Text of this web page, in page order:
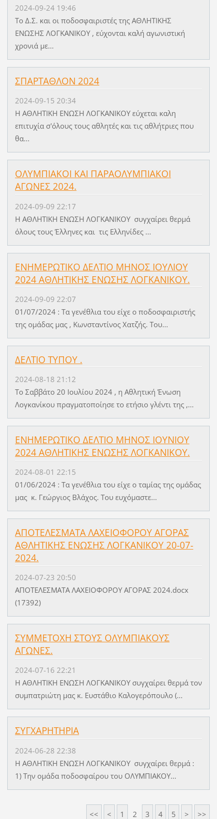
2024-09-24 19:46
Το Δ.Σ. και οι ποδοσφαιριστές της ΑΘΛΗΤΙΚΗΣ
ΕΝΩΣΗΣ ΛΟΓΚΑΝΙΚΟΥ , εύχονται καλή αγωνιστική
χρονιά με...
ΣΠΑΡΤΑΘΛΟΝ 2024
2024-09-15 20:34
Η ΑΘΛΗΤΙΚΗ ΕΝΩΣΗ ΛΟΓΚΑΝΙΚΟΥ εύχεται καλη
επιτυχία σ'όλους τους αθλητές και τις αθλήτριες που
θα...
ΟΛΥΜΠΙΑΚΟΙ ΚΑΙ ΠΑΡΑΟΛΥΜΠΙΑΚΟΙ
ΑΓΩΝΕΣ 2024.
2024-09-09 22:17
Η ΑΘΛΗΤΙΚΗ ΕΝΩΣΗ ΛΟΓΚΑΝΙΚΟΥ συγχαίρει θερμά
όλους τους Έλληνες και τις Ελληνίδες ...
ΕΝΗΜΕΡΩΤΙΚΟ ΔΕΛΤΙΟ ΜΗΝΟΣ ΙΟΥΛΙΟΥ
2024 ΑΘΛΗΤΙΚΗΣ ΕΝΩΣΗΣ ΛΟΓΚΑΝΙΚΟΥ.
2024-09-09 22:07
01/07/2024 : Τα γενέθλια του είχε ο ποδοσφαιριστής
της ομάδας μας , Κωνσταντίνος Χατζής. Του...
ΔΕΛΤΙΟ ΤΥΠΟΥ .
2024-08-18 21:12
Το Σαββάτο 20 Ιουλίου 2024 , η Αθλητική Ένωση
Λογκανίκου πραγματοποίησε το ετήσιο γλέντι της ,...
ΕΝΗΜΕΡΩΤΙΚΟ ΔΕΛΤΙΟ ΜΗΝΟΣ ΙΟΥΝΙΟΥ
2024 ΑΘΛΗΤΙΚΗΣ ΕΝΩΣΗΣ ΛΟΓΚΑΝΙΚΟΥ.
2024-08-01 22:15
01/06/2024 : Τα γενέθλια του είχε ο ταμίας της ομάδας
μας κ. Γεώργιος Βλάχος. Του ευχόμαστε...
ΑΠΟΤΕΛΕΣΜΑΤΑ ΛΑΧΕΙΟΦΟΡΟΥ ΑΓΟΡΑΣ
ΑΘΛΗΤΙΚΗΣ ΕΝΩΣΗΣ ΛΟΓΚΑΝΙΚΟΥ 20-07-
2024.
2024-07-23 20:50
ΑΠΟΤΕΛΕΣΜΑΤΑ ΛΑΧΕΙΟΦΟΡΟΥ ΑΓΟΡΑΣ 2024.docx
(17392)
ΣΥΜΜΕΤΟΧΗ ΣΤΟΥΣ ΟΛΥΜΠΙΑΚΟΥΣ
ΑΓΩΝΕΣ.
2024-07-16 22:21
Η ΑΘΛΗΤΙΚΗ ΕΝΩΣΗ ΛΟΓΚΑΝΙΚΟΥ συγχαίρει θερμά τον
συμπατριώτη μας κ. Ευστάθιο Καλογερόπουλο (...
ΣΥΓΧΑΡΗΤΗΡΙΑ
2024-06-28 22:38
Η ΑΘΛΗΤΙΚΗ ΕΝΩΣΗ ΛΟΓΚΑΝΙΚΟΥ συγχαίρει θερμά :
1) Την ομάδα ποδοσφαίρου του ΟΛΥΜΠΙΑΚΟΥ...
<< < 1 2 3 4 5 > >>